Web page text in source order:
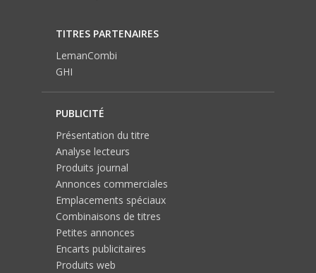
TITRES PARTENAIRES
LemanCombi
GHI
PUBLICITÉ
Présentation du titre
Analyse lecteurs
Produits journal
Annonces commerciales
Emplacements spéciaux
Combinaisons de titres
Petites annonces
Encarts publicitaires
Produits web